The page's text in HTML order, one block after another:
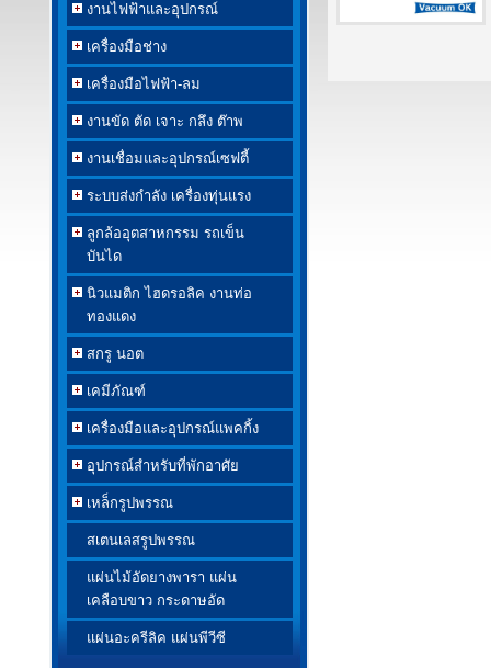
งานไฟฟ้าและอุปกรณ์
เครื่องมือช่าง
เครื่องมือไฟฟ้า-ลม
งานขัด ตัด เจาะ กลึง ต๊าพ
งานเชื่อมและอุปกรณ์เซฟตี้
ระบบส่งกำลัง เครื่องทุ่นแรง
ลูกล้ออุตสาหกรรม รถเข็น
บันได
นิวแมติก ไฮดรอลิค งานท่อ
ทองแดง
สกรู นอต
เคมีภัณฑ์
เครื่องมือและอุปกรณ์แพคกิ้ง
อุปกรณ์สำหรับที่พักอาศัย
เหล็กรูปพรรณ
สเตนเลสรูปพรรณ
แผ่นไม้อัดยางพารา แผ่น
เคลือบขาว กระดาษอัด
แผ่นอะครีลิค แผ่นพีวีซี